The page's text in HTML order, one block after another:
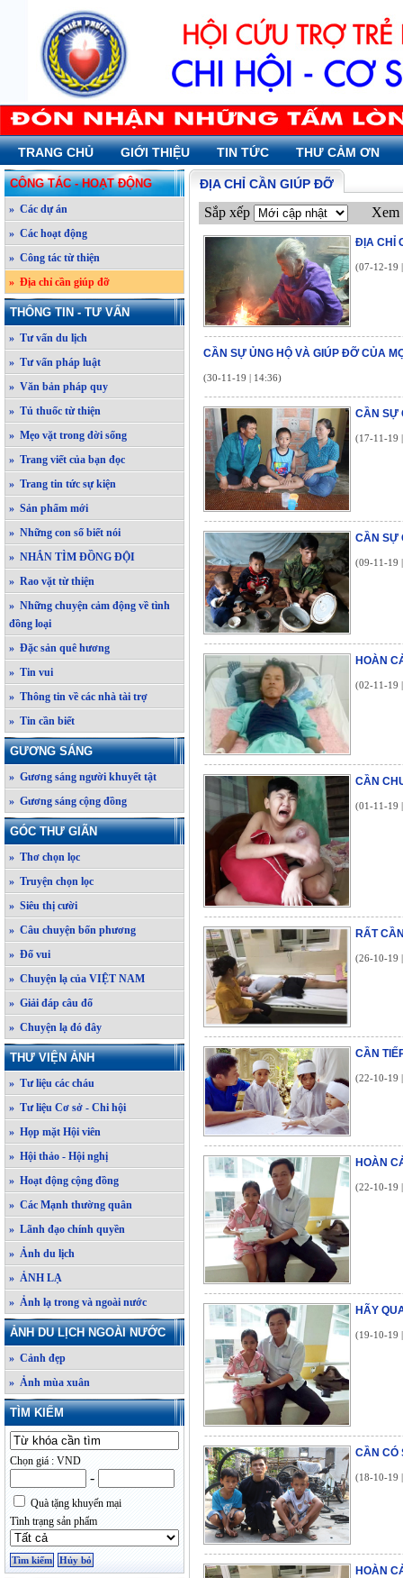
TRANG CHỦ GIỚI THIỆU TIN TỨC THƯ CẢM ƠN
CÔNG TÁC - HOẠT ĐỘNG
» Các dự án
» Các hoạt động
» Công tác từ thiện
» Địa chỉ cần giúp đỡ
THÔNG TIN - TƯ VẤN
» Tư vấn du lịch
» Tư vấn pháp luật
» Văn bản pháp quy
» Tủ thuốc từ thiện
» Mẹo vặt trong đời sống
» Trang viết của bạn đọc
» Trang tin tức sự kiện
» Sản phẩm mới
» Những con số biết nói
» NHẮN TÌM ĐỒNG ĐỘI
» Rao vặt từ thiện
» Những chuyện cảm động về tình
đồng loại
» Đặc sản quê hương
» Tin vui
» Thông tin về các nhà tài trợ
» Tin cần biết
GƯƠNG SÁNG
» Gương sáng người khuyết tật
» Gương sáng cộng đồng
GÓC THƯ GIÃN
» Thơ chọn lọc
» Truyện chọn lọc
» Siêu thị cười
» Câu chuyện bốn phương
» Đố vui
» Chuyện lạ của VIỆT NAM
» Giải đáp câu đố
» Chuyện lạ đó đây
THƯ VIỆN ẢNH
» Tư liệu các cháu
» Tư liệu Cơ sở - Chi hội
» Họp mặt Hội viên
» Hội thảo - Hội nghị
» Hoạt động cộng đồng
» Các Mạnh thường quân
» Lãnh đạo chính quyền
» Ảnh du lịch
» ẢNH LẠ
» Ảnh lạ trong và ngoài nước
ẢNH DU LỊCH NGOÀI NƯỚC
» Cảnh đẹp
» Ảnh mùa xuân
TÌM KIẾM
Chọn giá : VND
-
Quà tặng khuyến mại
Tình trạng sản phẩm
ĐỊA CHỈ CẦN GIÚP ĐỠ
Sắp xếp Xem
ĐỊA CHỈ
(07-12-19
CẦN SỰ ỦNG HỘ VÀ GIÚP ĐỠ CỦA
(30-11-19 | 14:36)
CẦN SỰ
(17-11-19
CẦN SỰ
(09-11-19
HOÀN
(02-11-19
CẦN
(01-11-19
RẤT
(26-10-19
CẦN
(22-10-19
HOÀN
(22-10-19
HÃY
(19-10-19
CẦN CÓ
(18-10-19
HOÀN